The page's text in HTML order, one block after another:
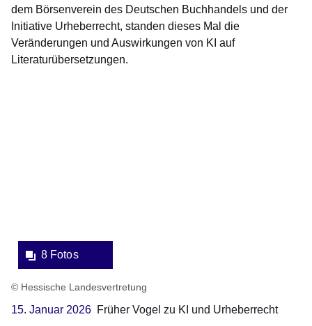
dem Börsenverein des Deutschen Buchhandels und der
Initiative Urheberrecht, standen dieses Mal die
Veränderungen und Auswirkungen von KI auf
Literaturübersetzungen.
8 Fotos
© Hessische Landesvertretung
15. Januar 2026 Früher Vogel zu KI und Urheberrecht